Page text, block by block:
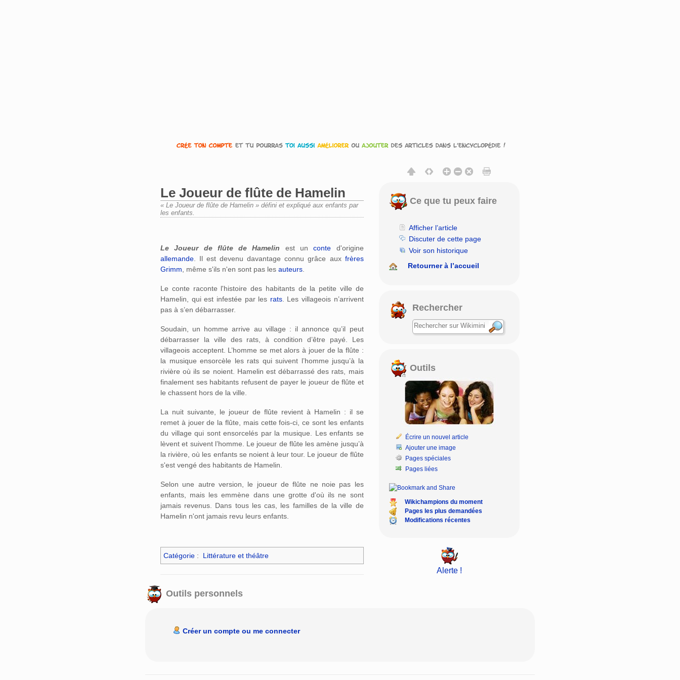
Le Joueur de flûte de Hamelin
« Le Joueur de flûte de Hamelin » défini et expliqué aux enfants par
les enfants.
Le Joueur de flûte de Hamelin est unconte d'origine
allemande . Il est devenu davantage connu grâce aux frères
Grimm , même s'ils n'en sont pas les auteurs
Le conte raconte l'histoire des habitants de la petite ville de
Hamelin, qui est infestée par les rats. Les villageois n’arrivent
pas à s’en débarrasser.
Soudain, un homme arrive au village : il annonce qu’il peut
débarrasser la ville des rats, à condition d’être payé. Les
villageois acceptent. L’homme se met alors à jouer de la flûte :
la musique ensorcèle les rats qui suivent l’homme jusqu’à la
rivière où ils se noient. Hamelin est débarrassé des rats, mais
finalement ses habitants refusent de payer le joueur de flûte et
le chassent hors de la ville.
La nuit suivante, le joueur de flûte revient à Hamelin : il se
remet à jouer de la flûte, mais cette fois-ci, ce sont les enfants
du village qui sont ensorcelés par la musique. Les enfants se
lèvent et suivent l’homme. Le joueur de flûte les amène jusqu’à
la rivière, où les enfants se noient à leur tour. Le joueur de flûte
s'est vengé des habitants de Hamelin.
Selon une autre version, le joueur de flûte ne noie pas les
enfants, mais les emmène dans une grotte d'où ils ne sont
jamais revenus. Dans tous les cas, les familles de la ville de
Hamelin n'ont jamais revu leurs enfants.
Catégorie : Littérature et théâtre
Ce que tu peux faire
Afficher l’article
Discuter de cette page
Voir son historique
Retourner à l’accueil
Rechercher
Outils
Écrire un nouvel article
Ajouter une image
Pages spéciales
Pages liées
Wikichampions du moment
Pages les plus demandées
Modifications récentes
Alerte !
Outils personnels
Créer un compte ou me connecter